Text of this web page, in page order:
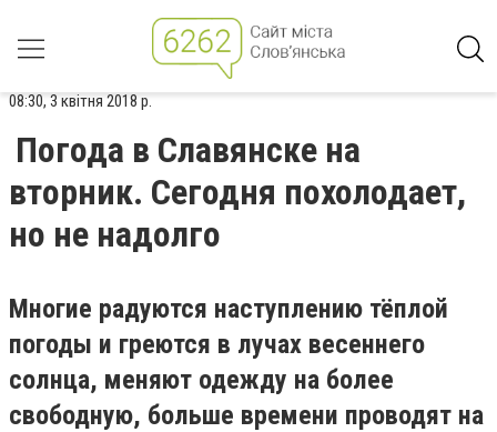
08:30, 3 квітня 2018 р.
Погода в Славянске на
вторник. Сегодня похолодает,
но не надолго
Многие радуются наступлению тёплой
погоды и греются в лучах весеннего
солнца, меняют одежду на более
свободную, больше времени проводят на